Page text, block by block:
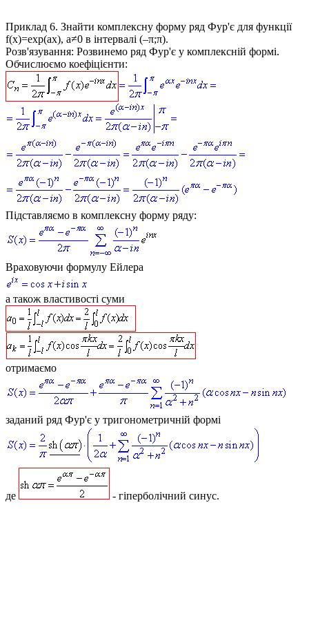
Приклад 6. Знайти комплексну форму ряд Фур'є для функції
f(x)=exp(ax), a≠0 в інтервалі (–π;π).
Розв'язування: Розвинемо ряд Фур'є у комплексній формі.
Обчислюємо коефіцієнти:
Підставляємо в комплексну форму ряду:
Враховуючи формулу Ейлера
а також властивості суми
отримаємо
заданий ряд Фур'є у тригонометричній формі
де - гіперболічний синус.